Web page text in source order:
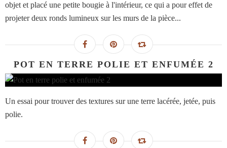
objet et placé une petite bougie à l'intérieur, ce qui a pour effet de
projeter deux ronds lumineux sur les murs de la pièce...
POT EN TERRE POLIE ET ENFUMÉE 2
Un essai pour trouver des textures sur une terre lacérée, jetée, puis
polie.